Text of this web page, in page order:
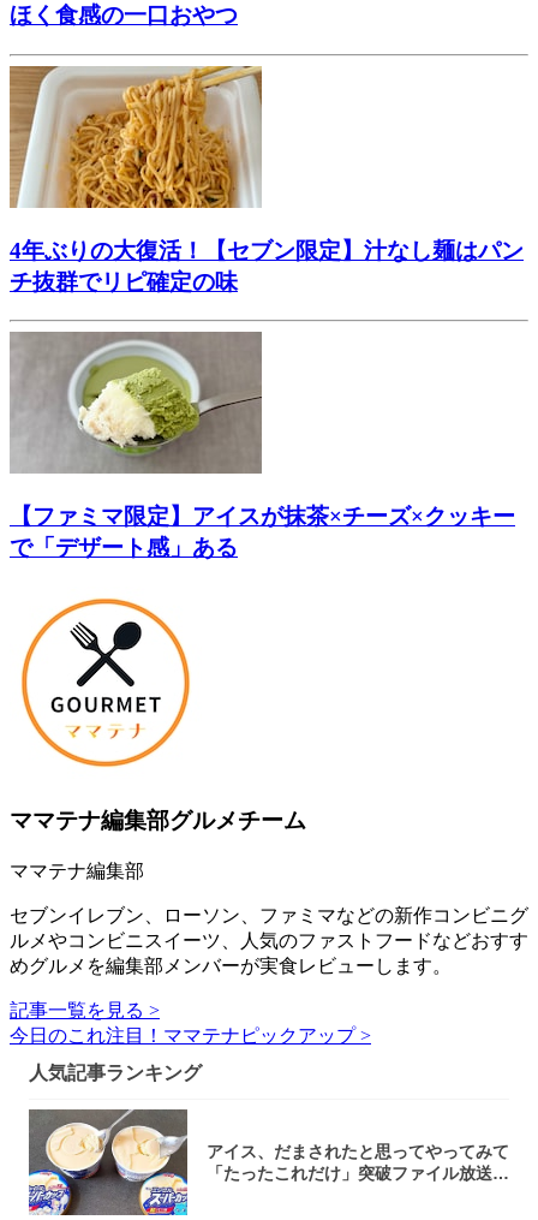
ほく食感の一口おやつ
4年ぶりの大復活！【セブン限定】汁なし麺はパン
チ抜群でリピ確定の味
【ファミマ限定】アイスが抹茶×チーズ×クッキー
で「デザート感」ある
ママテナ編集部グルメチーム
ママテナ編集部
セブンイレブン、ローソン、ファミマなどの新作コンビニグ
ルメやコンビニスイーツ、人気のファストフードなどおすす
めグルメを編集部メンバーが実食レビューします。
記事一覧を見る >
今日のこれ注目！ママテナピックアップ >
人気記事ランキング
アイス、だまされたと思ってやってみて
「たったこれだけ」突破ファイル放送で